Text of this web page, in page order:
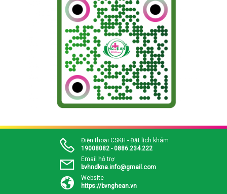
Điện thoại CSKH - Đặt lịch khám
19008082 - 0886.234.222
Email hỗ trợ
bvhndkna.info@gmail.com
Website
https://bvnghean.vn